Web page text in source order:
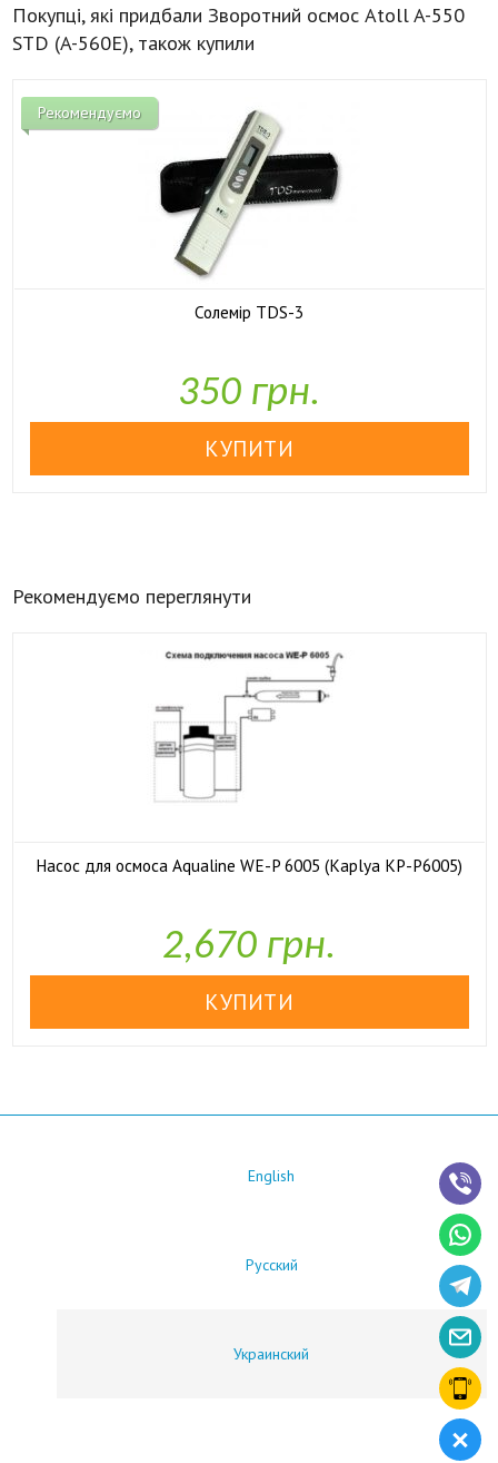
Покупці, які придбали Зворотний осмос Atoll A-550
STD (A-560E), також купили
Рекомендуємо
Солемір TDS-3
350 грн.
Рекомендуємо переглянути
Насос для осмоса Aqualine WE-P 6005 (Kaplya KP-P6005)
2,670 грн.
English
Русский
Украинский